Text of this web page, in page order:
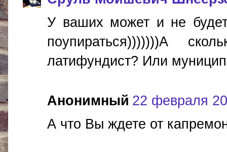
У ваших может и не
поупираться)))))))А
латифундист? Или
Анонимный 22 февраля
А что Вы ждете от